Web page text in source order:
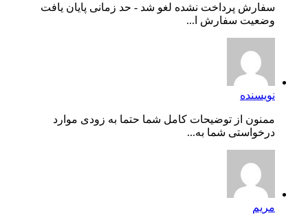
سفارش پرداخت نشده لغو شد - حد زمانی پایان یافت
وضعیت سفارش ا...
نویسنده
ممنون از توضیحات کامل شما حتما به زودی موارد
درخواستی شما به...
مریم